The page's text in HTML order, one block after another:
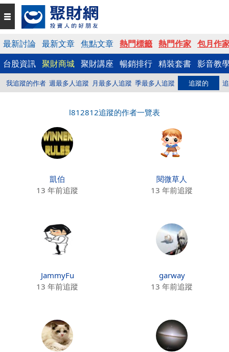
最新討論 最新文章 焦點文章 熱門標籤 熱門作家 包月作
台股資訊 聚財商城 聚財講座 暢銷排行 精裝套書 影音教
我追蹤的作者 週最多人追蹤 月最多人追蹤 季最多人追蹤 追蹤的
l812812追蹤的作者一覽表
凱伯
13 年前追蹤
閱微草人
13 年前追蹤
JammyFu
13 年前追蹤
garway
13 年前追蹤